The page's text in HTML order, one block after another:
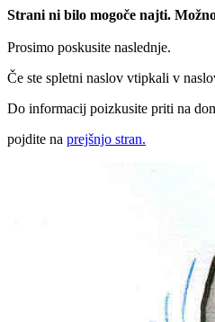
Strani ni bilo mogoče najti.
Prosimo poskusite naslednje.
Če ste spletni naslov vtipkali v
Do informacij poizkusite priti na
pojdite na prejšnjo stran.